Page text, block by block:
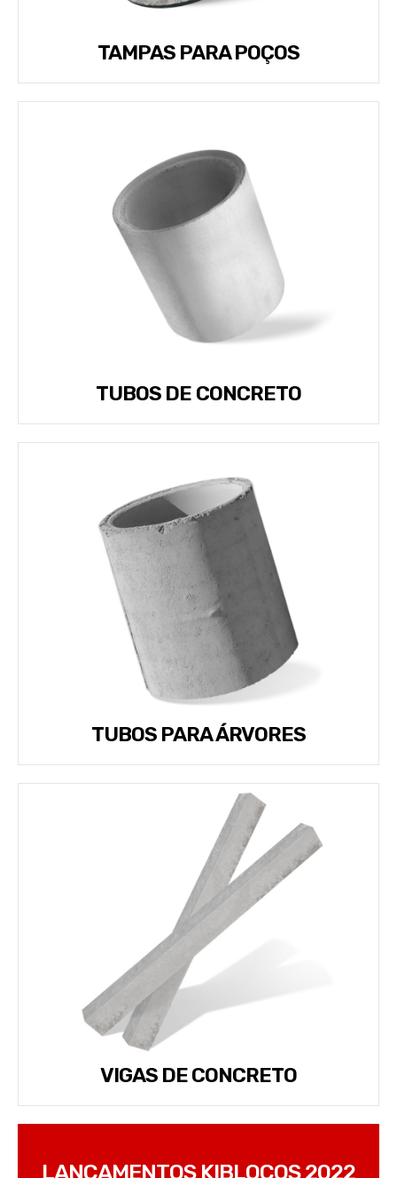
TAMPAS PARA POÇOS
TUBOS DE CONCRETO
TUBOS PARA ÁRVORES
VIGAS DE CONCRETO
LANÇAMENTOS KIBLOCOS 2022